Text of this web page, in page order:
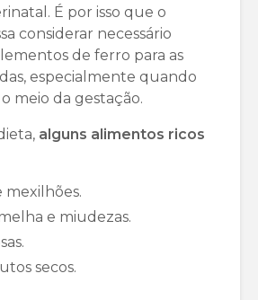
É por isso que o
considerar necessário
de ferro para as
especialmente quando
meio da gestação.
alguns alimentos ricos
mexilhões.
e miudezas.
secos.